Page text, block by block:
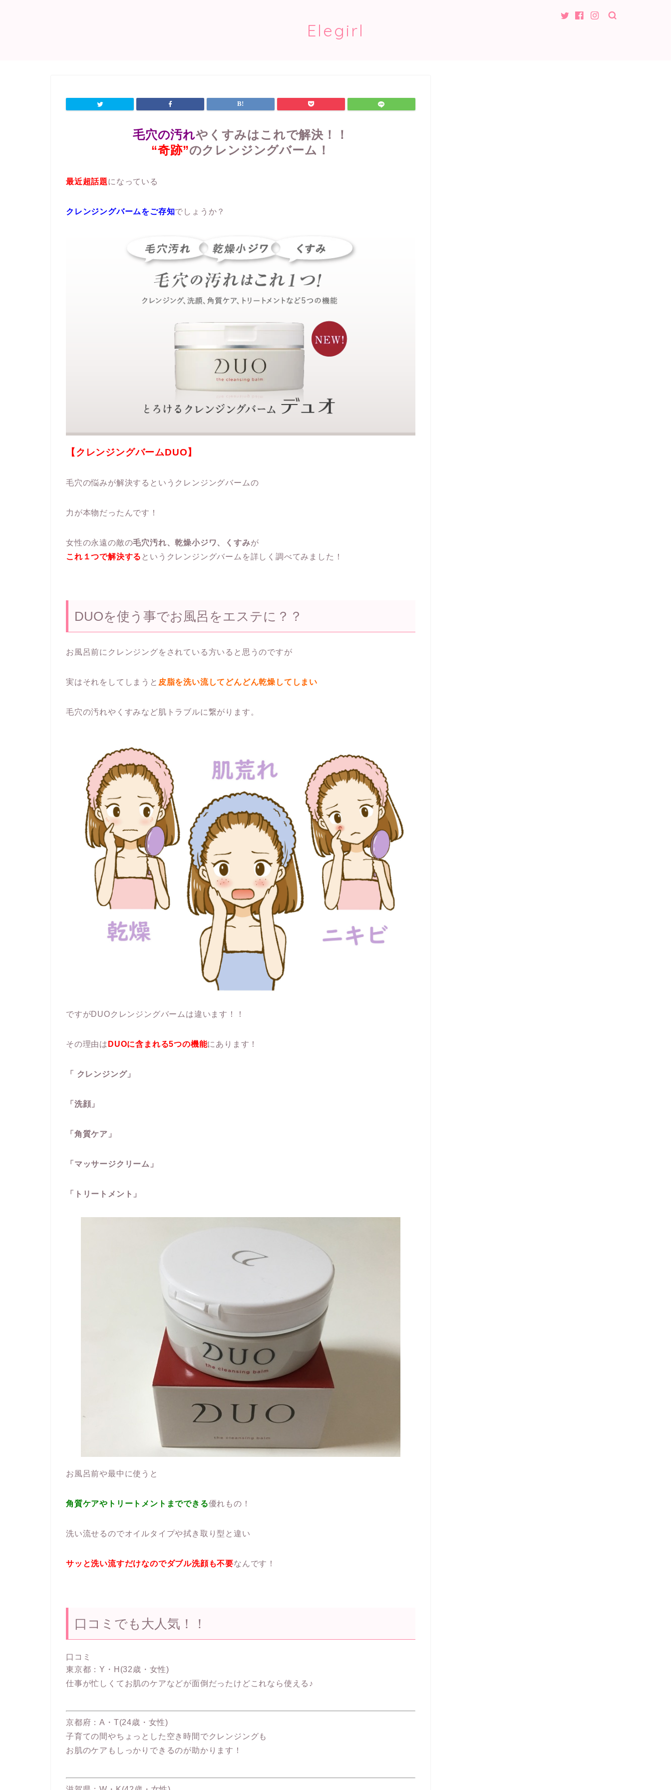
Elegirl
毛穴の汚れやくすみはこれで解決！！
“奇跡”のクレンジングバーム！
最近超話題になっている
クレンジングバームをご存知でしょうか？
【クレンジングバームDUO】
毛穴の悩みが解決するというクレンジングバームの
力が本物だったんです！
女性の永遠の敵の毛穴汚れ、乾燥小ジワ、くすみが
これ１つで解決する というクレンジングバームを詳しく調べてみました！
DUOを使う事でお風呂をエステに？？
お風呂前にクレンジングをされている方いると思うのですが
実はそれをしてしまうと 皮脂を洗い流してどんどん乾燥してしまい
毛穴の汚れやくすみなど肌トラブルに繋がります。
ですがDUOクレンジングバームは違います！！
その理由は DUOに含まれる5つの機能にあります！
「 クレンジング」
「洗顔」
「角質ケア」
「マッサージクリーム」
「トリートメント」
お風呂前や最中に使うと
角質ケアやトリートメントまでできる優れもの！
洗い流せるのでオイルタイプや拭き取り型と違い
サッと洗い流すだけなのでダブル洗顔も不要なんです！
口コミでも大人気！！
口コミ
東京都：Y・H(32歳・女性)
仕事が忙しくてお肌のケアなどが面倒だったけどこれなら使える♪
京都府：A・T(24歳・女性)
子育ての間やちょっとした空き時間でクレンジングも
お肌のケアもしっかりできるのが助かります！